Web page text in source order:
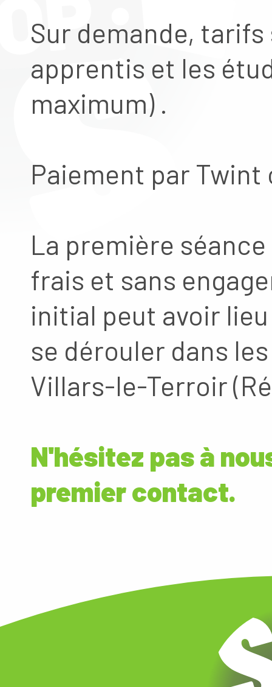
Sur demande,
apprentis et les
maximum) .
Paiement par Twint
La première séance
frais et sans
initial peut avoir
se dérouler dans
Villars-le-Terroir
N'hésitez pas à
premier contact.